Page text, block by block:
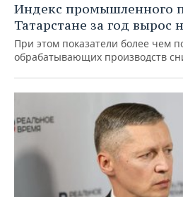
Индекс промышленного
Татарстане за год вырос
При этом показатели более чем
обрабатывающих производств